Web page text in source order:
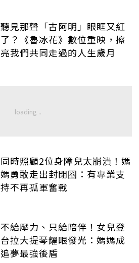
聽見那聲「古阿明」眼眶又紅
了？《魯冰花》數位重映，擦
亮我們共同走過的人生歲月
同時照顧2位身障兒太崩潰！媽
媽勇敢走出封閉圈：有專業支
持不再孤軍奮戰
不給壓力、只給陪伴！女兒登
台拉大提琴耀眼發光：媽媽成
追夢最強後盾